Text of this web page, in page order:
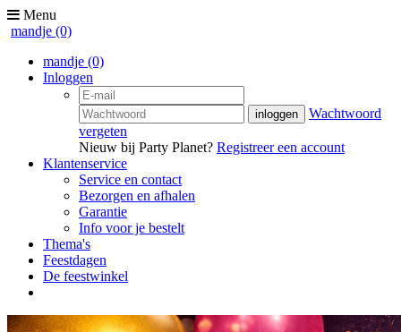
Menu
mandje (0)
mandje (0)
Inloggen
Wachtwoord
vergeten
Nieuw bij Party Planet? Registreer een account
Klantenservice
Service en contact
Bezorgen en afhalen
Garantie
Info voor je bestelt
Thema's
Feestdagen
De feestwinkel